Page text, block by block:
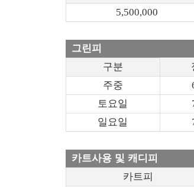
5,500,000
그린피
구분
주중
토요일
일요일
카트사용 및 캐디피
카트피